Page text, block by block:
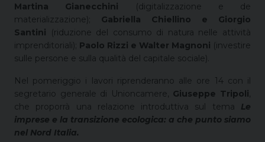
Martina Gianecchini
(digitalizzazione e de
materializzazione); Gabriella Chiellino e Giorgio
Santini
(riduzione del consumo di natura nelle attività
imprenditoriali); Paolo Rizzi e Walter Magnoni (investire
sulle persone e sulla qualità del capitale sociale).
Nel pomeriggio i lavori riprenderanno alle ore 14 con il
segretario generale di Unioncamere, Giuseppe Tripoli,
che proporrà una relazione introduttiva sul tema Le
imprese e la transizione ecologica: a che punto siamo
nel Nord Italia.